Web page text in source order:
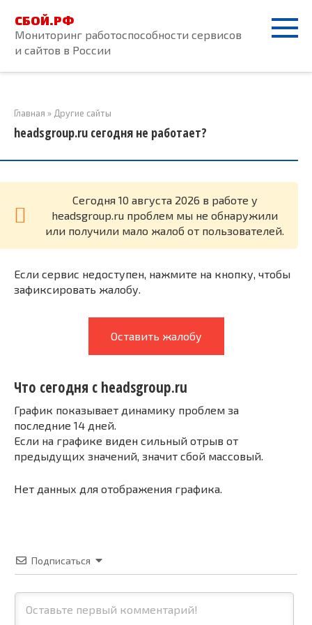
контенту
СБОЙ.РФ
Мониторинг работоспособности сервисов
и сайтов в России
Главная » Другие сайты
headsgroup.ru сегодня не работает?
Cегодня 10 августа 2026 в работе у
headsgroup.ru проблем мы не обнаружили
или получили мало жалоб от пользователей.
Если сервис недоступен, нажмите на кнопку, чтобы
зафиксировать жалобу.
Оставить жалобу
Что сегодня с headsgroup.ru
График показывает динамику проблем за
последние 14 дней.
Если на графике виден сильный отрыв от
предыдущих значений, значит сбой массовый.
Нет данных для отображения графика.
Подписаться